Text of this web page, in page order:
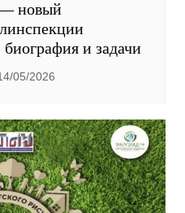
новый
и задачи
05/2026